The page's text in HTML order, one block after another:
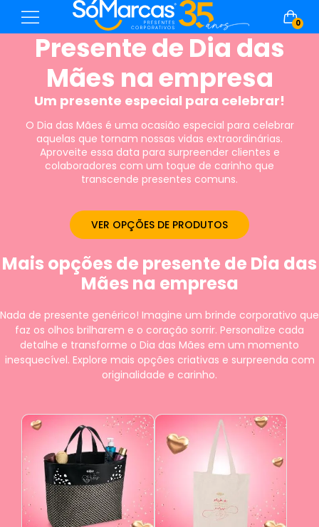
0
Presente de Dia das
Mães na empresa
Um presente especial para celebrar!
O Dia das Mães é uma ocasião especial para celebrar
aquelas que tornam nossas vidas extraordinárias.
Aproveite essa data para surpreender clientes e
colaboradores com um toque de carinho que
transcende presentes comuns.
VER OPÇÕES DE PRODUTOS
Mais opções de presente de Dia das
Mães na empresa
Nada de presente genérico! Imagine um brinde corporativo que
faz os olhos brilharem e o coração sorrir. Personalize cada
detalhe e transforme o Dia das Mães em um momento
inesquecível. Explore mais opções criativas e surpreenda com
originalidade e carinho.